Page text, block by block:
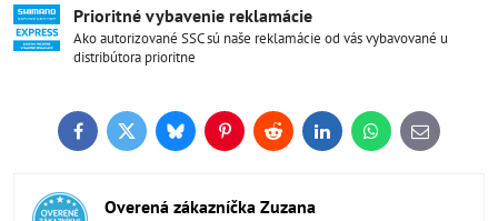
Prioritné vybavenie reklamácie
Ako autorizované SSC sú naše reklamácie od vás vybavované u
distribútora prioritne
FacebookTwitterBlueskyPinterestReddit LinkedInWhatsApp
E-
mail
Overená zákazníčka Zuzana